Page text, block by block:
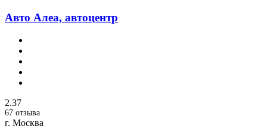
Авто Алеа, автоцентр
2.37
67 отзыва
г. Москва